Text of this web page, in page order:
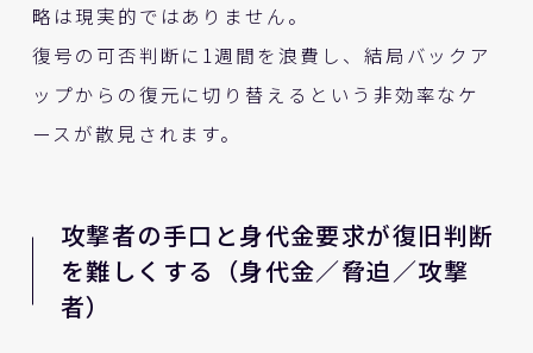
略は現実的ではありません。
復号の可否判断に1週間を浪費し、結局バックア
ップからの復元に切り替えるという非効率なケ
ースが散見されます。
攻撃者の手口と身代金要求が復旧判断
を難しくする（身代金／脅迫／攻撃
者）